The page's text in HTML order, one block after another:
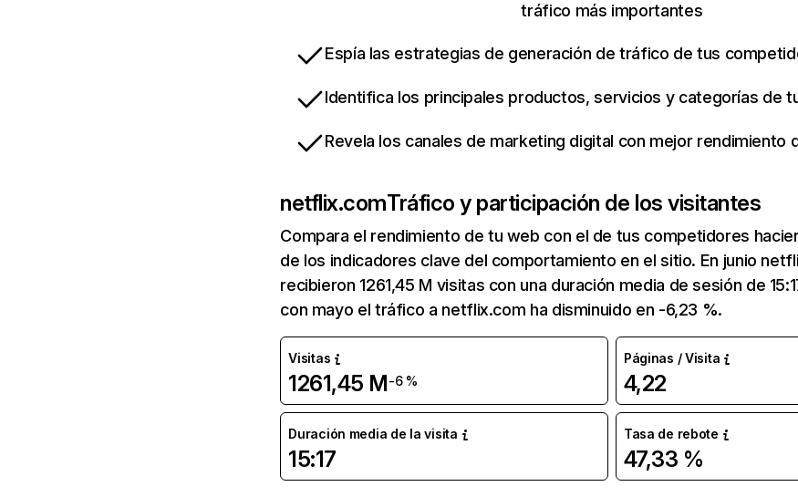
tráfico más importantes
Espía las estrategias de generación de tráfico de tus
Identifica los principales productos, servicios y categorías de
Revela los canales de marketing digital con mejor rendimiento
netflix.comTráfico y participación de los visitantes
Compara el rendimiento de tu web con el de tus competidores
de los indicadores clave del comportamiento en el sitio. En junio
recibieron 1261,45 M visitas con una duración media de sesión de
con mayo el tráfico a netflix.com ha disminuido en -6,23 %.
Visitas
1261,45 M-6 %
Páginas / Visita
4,22
Duración media de la visita
15:17
Tasa de rebote
47,33 %